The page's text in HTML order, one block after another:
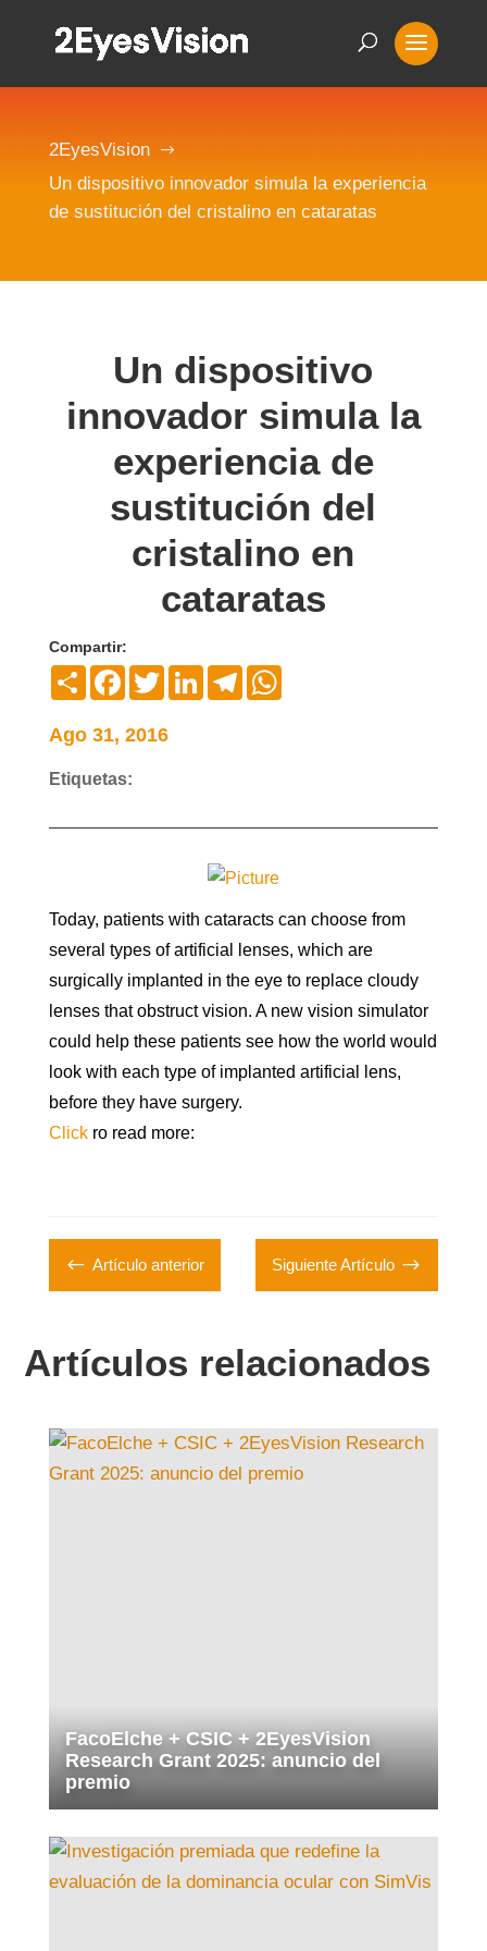
2EyesVision $
Un dispositivo innovador simula la experiencia
de sustitución del cristalino en cataratas
Un dispositivo
innovador simula la
experiencia de
sustitución del
cristalino en
cataratas
Compartir:
CompartirFacebook
TwitterLinkedInTelegramWhatsApp
Ago 31, 2016
Etiquetas:
Today, patients with cataracts can choose from
several types of artificial lenses, which are
surgically implanted in the eye to replace cloudy
lenses that obstruct vision. A new vision simulator
could help these patients see how the world would
look with each type of implanted artificial lens,
before they have surgery.
Clickro read more:
# Artículo anterior Siguiente Artículo $
Artículos relacionados
FacoElche + CSIC + 2EyesVision
Research Grant 2025: anuncio del
premio